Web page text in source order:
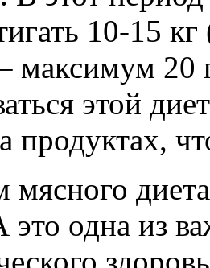
10-15
– максимум
этой
продуктах,
это одна из